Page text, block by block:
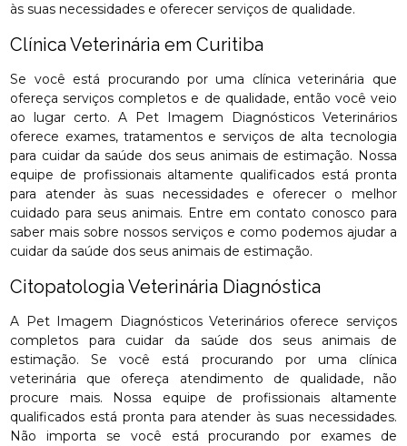
às suas necessidades e oferecer serviços de qualidade.
Clínica Veterinária em Curitiba
Se você está procurando por uma clínica veterinária que
ofereça serviços completos e de qualidade, então você veio
ao lugar certo. A Pet Imagem Diagnósticos Veterinários
oferece exames, tratamentos e serviços de alta tecnologia
para cuidar da saúde dos seus animais de estimação. Nossa
equipe de profissionais altamente qualificados está pronta
para atender às suas necessidades e oferecer o melhor
cuidado para seus animais. Entre em contato conosco para
saber mais sobre nossos serviços e como podemos ajudar a
cuidar da saúde dos seus animais de estimação.
Citopatologia Veterinária Diagnóstica
A Pet Imagem Diagnósticos Veterinários oferece serviços
completos para cuidar da saúde dos seus animais de
estimação. Se você está procurando por uma clínica
veterinária que ofereça atendimento de qualidade, não
procure mais. Nossa equipe de profissionais altamente
qualificados está pronta para atender às suas necessidades.
Não importa se você está procurando por exames de